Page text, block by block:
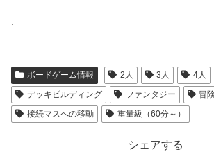
.
ボードゲーム情報 2人 3人 4人
デッキビルディング
ファンタジー
冒
接続マスへの移動
重量級（60分～）
シェアする